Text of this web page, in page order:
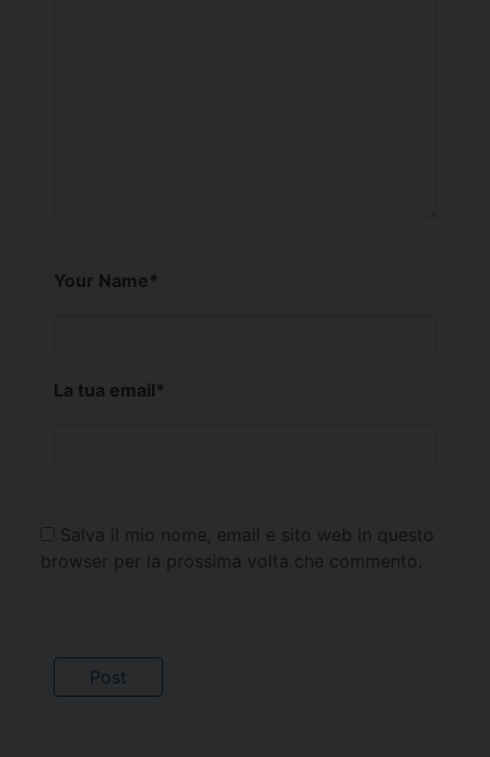
Your Name*
La tua email*
Salva il mio nome, email e sito web in questo
browser per la prossima volta che commento.